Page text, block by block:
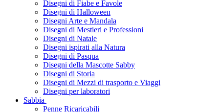
Disegni di Fiabe e Favole
Disegni di Halloween
Disegni Arte e Mandala
Disegni di Mestieri e Professioni
Disegni di Natale
Disegni ispirati alla Natura
Disegni di Pasqua
Disegni della Mascotte Sabby
Disegni di Storia
Disegni di Mezzi di trasporto e Viaggi
Disegni per laboratori
Sabbia
Penne Ricaricabili